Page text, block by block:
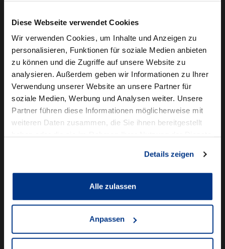
Diese Webseite verwendet Cookies
Wir verwenden Cookies, um Inhalte und Anzeigen zu
personalisieren, Funktionen für soziale Medien anbieten
zu können und die Zugriffe auf unsere Website zu
analysieren. Außerdem geben wir Informationen zu Ihrer
Verwendung unserer Website an unsere Partner für
soziale Medien, Werbung und Analysen weiter. Unsere
Partner führen diese Informationen möglicherweise mit
weiteren Daten zusammen, die Sie ihnen bereitgestellt
Details zeigen
Alle zulassen
Anpassen
Online-Terminbuchung
Für Geschäftskunden
Audi Business
BMW Geschäftskunden
Volkswagen Professional Class
Autowelt Schmidt
News & Events
Ausbildung